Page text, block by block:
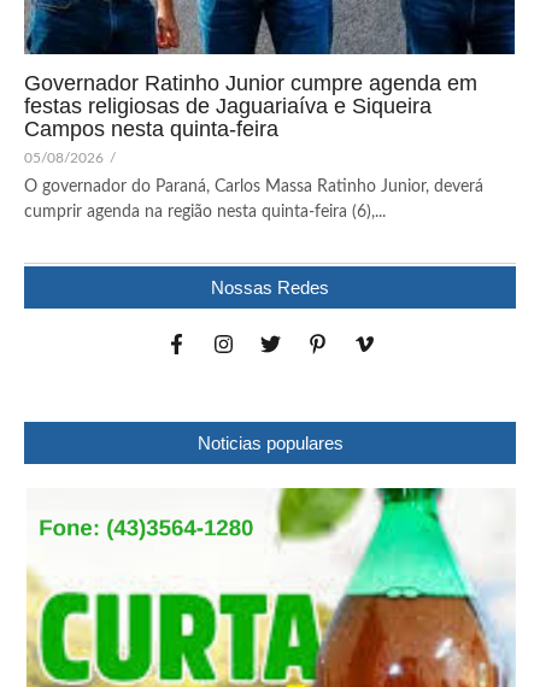
Governador Ratinho Junior cumpre agenda em
festas religiosas de Jaguariaíva e Siqueira
Campos nesta quinta-feira
05/08/2026 /
O governador do Paraná, Carlos Massa Ratinho Junior, deverá
cumprir agenda na região nesta quinta-feira (6),...
Nossas Redes
Noticias populares